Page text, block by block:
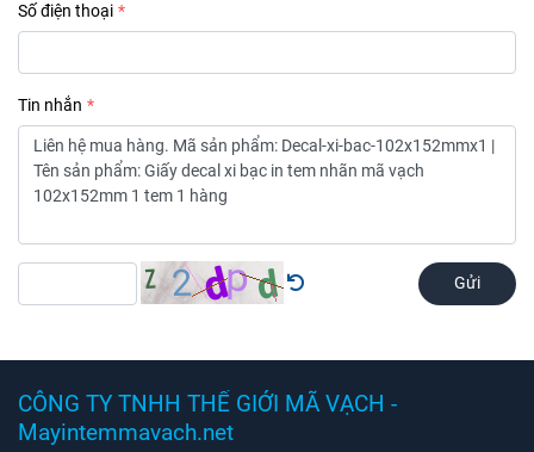
Số điện thoại
Tin nhắn
Gửi
CÔNG TY TNHH THẾ GIỚI MÃ VẠCH -
Mayintemmavach.net